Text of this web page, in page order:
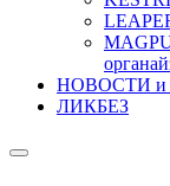
НОВОСТИ
ЛИКБЕЗ